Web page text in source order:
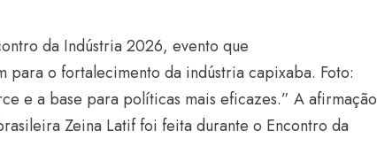
da Indústria 2026, evento que
para o fortalecimento da indústria capixaba. Foto:
e a base para políticas mais eficazes.” A afirmação
Zeina Latif foi feita durante o Encontro da